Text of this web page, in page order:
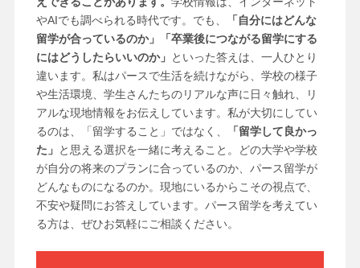
やAIでも調べられる時代です。でも、
「自分にはどんな
留学が合っているのか」「卒業後につながる留学にする
にはどうしたらいいのか」 といった答えは、一人ひとり
違います。私はパースで生活を続けながら、学校の様子
や生活環境、学生さんたちのリアルな声に日々触れ、リ
アルな現地情報をお伝えしています。私が大切にしてい
るのは、「留学すること」ではなく、
「留学して良かっ
た」 と思える選択を一緒に考えること。どの大学や学校
が自分の将来のプランに合っているのか、パース留学が
どんなものになるのか。現地にいるからこその視点で、
不安や疑問にお答えしています。パース留学を考えてい
る方は、ぜひお気軽にご相談ください。